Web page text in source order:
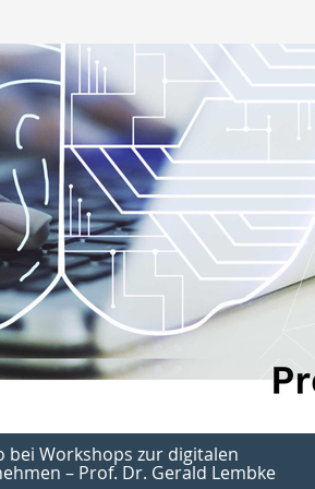
bei Workshops zur digitalen
– Prof. Dr. Gerald Lembke